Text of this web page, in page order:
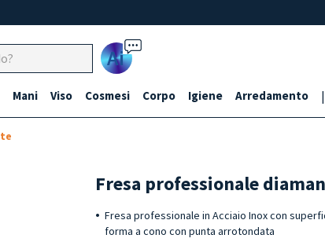
Ai
Mani Viso Cosmesi Corpo Igiene Arredamento |
Fresa professionale
Fresa professionale in Acciaio Inox con
forma a cono con punta arrotondata